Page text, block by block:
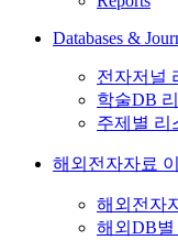
Databases &
전자저널
학술DB
주제별 리
해외전자자료
해외전자
해외DB